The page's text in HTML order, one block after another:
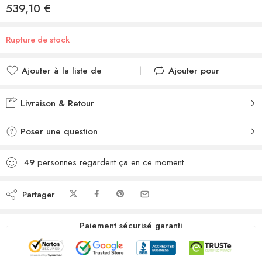
539,10 €
Rupture de stock
Ajouter à la liste de
Ajouté à la liste de
Ajouter pour
Livraison & Retour
Poser une question
49 personnes regardent ça en ce moment
Partager
Paiement sécurisé garanti